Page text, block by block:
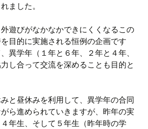
ました。
遊びがなかなかできにくくなるこの
目的に実施される恒例の企画です
異学年（１年と６年、２年と４年、
し合って交流を深めることも目的と
と昼休みを利用して、異学年の合同
ら進められていきますが、昨年の実
年生、そして５年生（昨年時の学